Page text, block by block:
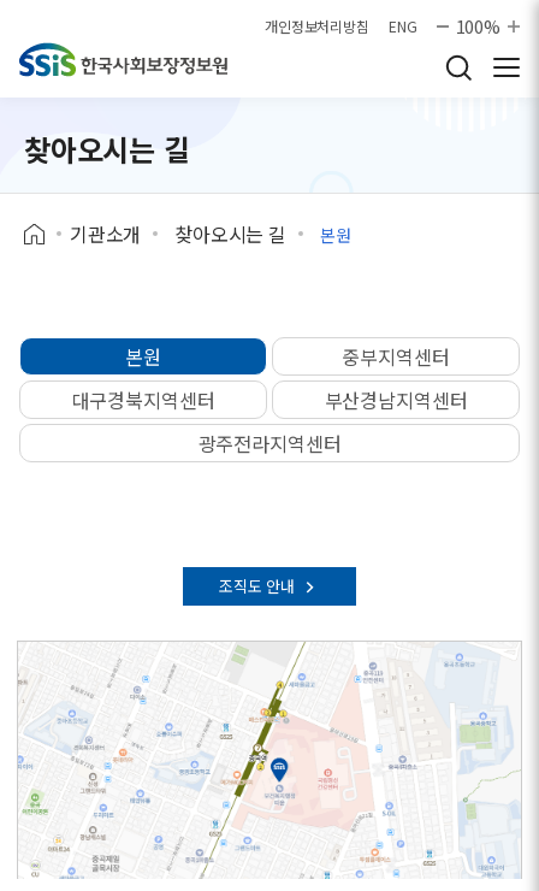
개인정보처리방침 ENG 100%
찾아오시는 길
기관소개 찾아오시는 길 본원
본원
중부지역센터
대구경북지역센터
부산경남지역센터
광주전라지역센터
조직도 안내